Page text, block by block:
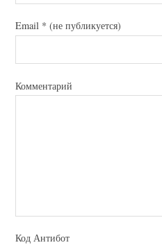
Email * (не публикуется)
Комментарий
Код Антибот